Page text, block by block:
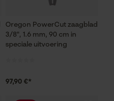
Oregon PowerCut zaagblad
3/8", 1.6 mm, 90 cm in
speciale uitvoering
97,90 €*